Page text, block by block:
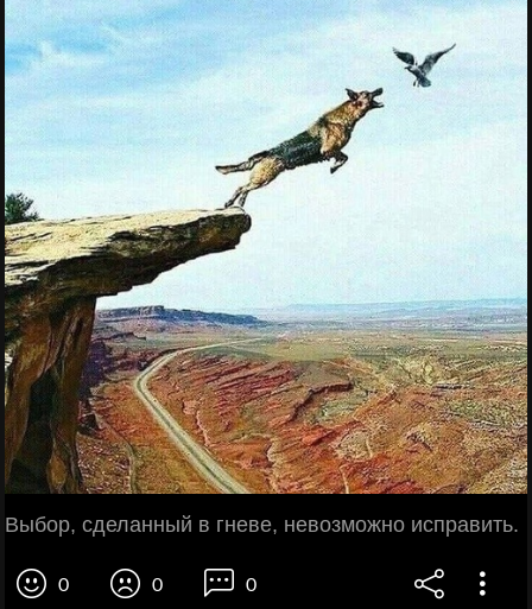
Выбор, сделанный в гневе, невозможно исправить.
0 0 0